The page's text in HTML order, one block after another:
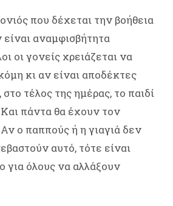
που δέχεται την βοήθεια
αναμφισβήτητα
οι γονείς χρειάζεται να
κι αν είναι αποδέκτες
τέλος της ημέρας, το παιδί
Και πάντα θα έχουν τον
ο παππούς ή η γιαγιά δεν
αυτό, τότε είναι
για όλους να αλλάξουν